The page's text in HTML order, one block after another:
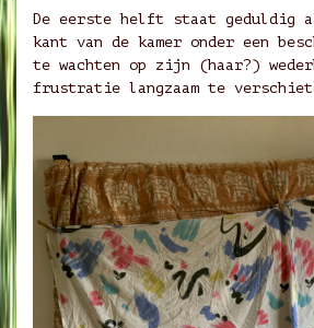
De eerste helft staat geduldig
kant van de kamer onder een
te wachten op zijn (haar?)
frustratie langzaam te